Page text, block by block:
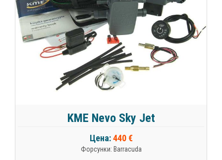
KME Nevo Sky Jet
Цена:440 €
Форсунки: Barracuda